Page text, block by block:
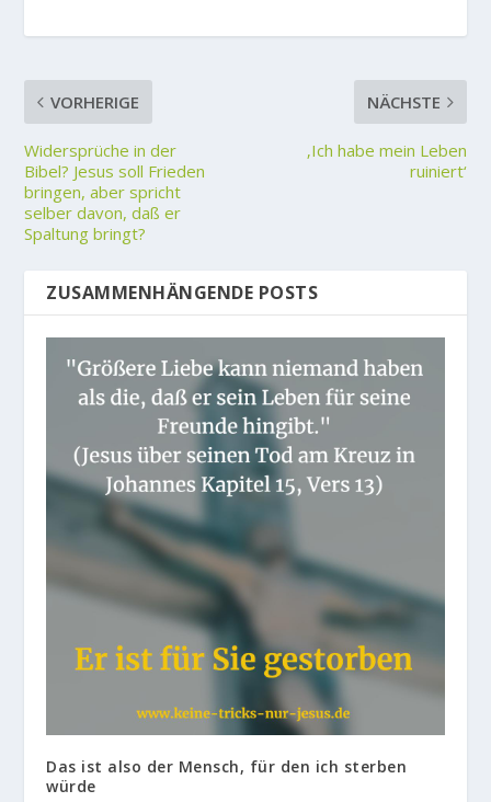
VORHERIGE
Widersprüche in der
Bibel? Jesus soll Frieden
bringen, aber spricht
selber davon, daß er
Spaltung bringt?
NÄCHSTE
‚Ich habe mein Leben
ruiniert‘
ZUSAMMENHÄNGENDE POSTS
Das ist also der Mensch, für den ich sterben
würde